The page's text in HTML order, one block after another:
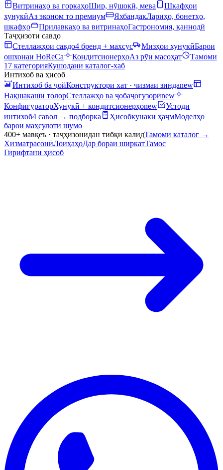
Витринаҳо ва горкаҳоШир, нӯшокӣ, мева
Шкафҳои
хунукӣАз эконом то премиум ЯхбандакЛариҳо, бонетҳо,
шкафҳо
Прилавкаҳо ва витринаҳоГастрономия, қаннодӣ
Таҷҳизоти савдо
Стеллажҳои савдо4 бренд + махсус Мизҳои хунукӣБарои
ошхонаи HoReCa
КондитсионерҳоАз рӯи масоҳат
Тамоми
17 категорияКушодани каталог-хаб
Интихоб ва ҳисоб
Интихоб ба ҷойКонструктори хат · чизмаи зиндаnew
Нақшакаши толорСтеллажҳо ва ҷобаҷогузорӣnew
КонфигураторХунукӣ + кондитсионерҳоnew
Устоди
интихоб4 савол → подборка Ҳисобкунаки ҳаҷмМоделҳо
барои маҳсулоти шумо
400+ мавқеъ · таҷҳизонидан тибқи калидТамоми каталог →
ХизматрасонӣЛоиҳаҳоДар бораи ширкатТамос
Гирифтани ҳисоб